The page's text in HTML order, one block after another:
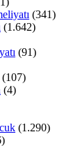
(341)
(1.642)
(91)
(107)
(4)
(1.290)